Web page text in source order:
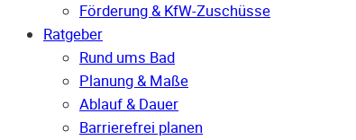
Förderung & KfW-Zuschüsse
Ratgeber
Rund ums Bad
Planung & Maße
Ablauf & Dauer
Barrierefrei planen